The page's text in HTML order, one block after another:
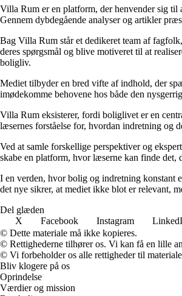
Villa Rum er en platform, der henvender sig til
Gennem dybdegående analyser og artikler
Bag Villa Rum står et dedikeret team af
deres spørgsmål og blive motiveret til at
boligliv.
Mediet tilbyder en bred vifte af indhold, der
imødekomme behovene hos både den
Villa Rum eksisterer, fordi boliglivet er en
læsernes forståelse for, hvordan indretning og
Ved at samle forskellige perspektiver og
skabe en platform, hvor læserne kan finde det,
I en verden, hvor bolig og indretning konstant
det nye sikrer, at mediet ikke blot er relevant,
Del glæden
X
Facebook Instagram
© Dette materiale må ikke kopieres.
© Rettighederne tilhører os. Vi kan få en lille
© Vi forbeholder os alle rettigheder til
Bliv klogere på os
Oprindelse
Værdier og mission